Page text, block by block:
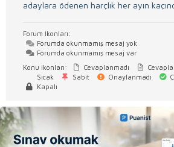
adaylara ödenen harçlık her ayın
Forum İkonları:
Forumda okunmamış mesaj yok
Forumda okunmamış mesaj var
Konu ikonları:
Cevaplanmadı
Sıcak
Sabit Onaylanmadı
Kapalı